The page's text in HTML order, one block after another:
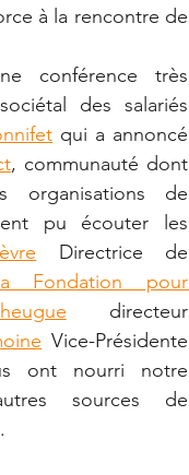
à la rencontre de
conférence très
des salariés
qui a annoncé
, communauté dont
organisations de
pu écouter les
Directrice de
Fondation pour
directeur
Vice-Présidente
ont nourri notre
sources de